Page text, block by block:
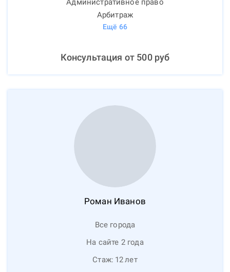
Административное право
Арбитраж
Ещё 66
Консультация от 500руб
Роман Иванов
Все города
На сайте 2 года
Стаж: 12лет